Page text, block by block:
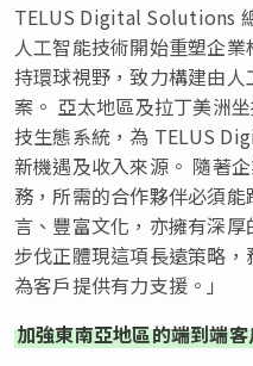
TELUS Digital Solutions
人工智能技術開始重塑企
持環球視野，致力構建由
案。 亞太地區及拉丁美洲
技生態系統，為 TELUS
新機遇及收入來源。 隨著
務，所需的合作夥伴必須
言、豐富文化，亦擁有深
步伐正體現這項長遠策略
為客戶提供有力支援。」
加強東南亞地區的端到端